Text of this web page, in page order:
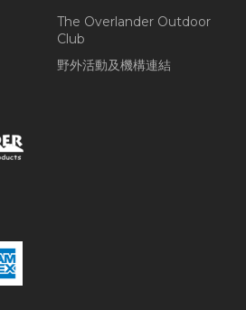
The Overlander Outdoor
Club
野外活動及機構連結